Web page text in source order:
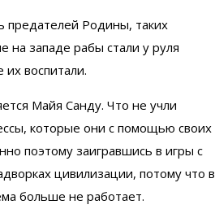
предателей Родины, таких
на западе рабы стали у руля
их воспитали.
Майя Санду. Что не учли
которые они с помощью своих
поэтому заигравшись в игры с
цивилизации, потому что в
больше не работает.